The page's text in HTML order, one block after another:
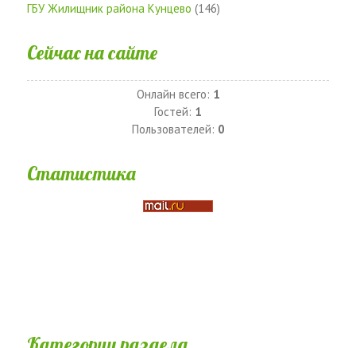
ГБУ Жилищник района Кунцево (146)
Сейчас на сайте
Онлайн всего: 1
Гостей: 1
Пользователей: 0
Статистика